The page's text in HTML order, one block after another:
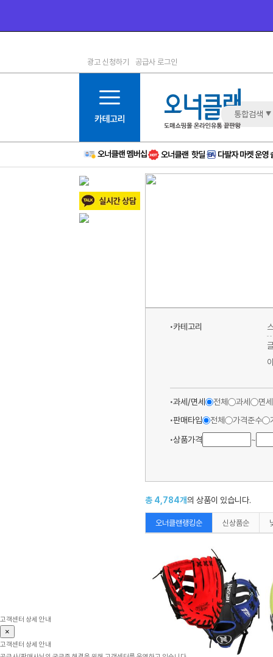
1등급
6등급
11등급
12등급
15등급
16등급
17등급
신규
주의
광고 신청하기 공급사 로그인
통합검색
카테고리
과세/면세 전체 과세
면세
판매타입
전체 가격준수
상품가격
~
총 4,784개의 상품이 있습니다.
오너클랜랭킹순 신상품순